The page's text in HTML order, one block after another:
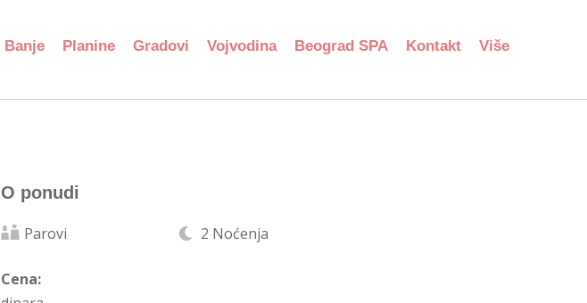
Banje Planine Gradovi Vojvodina Beograd SPA Kontakt Više
O ponudi
Parovi 2 Noćenja
Cena: